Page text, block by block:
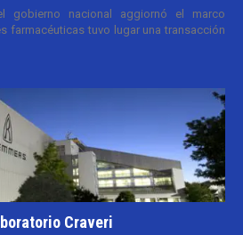
gobierno nacional aggiornó el marco
farmacéuticas tuvo lugar una transacción
Craveri